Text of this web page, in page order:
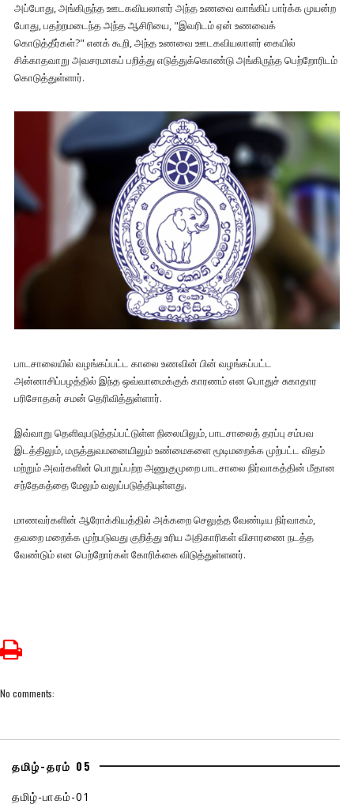
அப்போது, அங்கிருந்த ஊடகவியலாளர் அந்த உணவை வாங்கிப் பார்க்க முயன்ற
போது, பதற்றமடைந்த அந்த ஆசிரியை, "இவரிடம் ஏன் உணவைக்
கொடுத்தீர்கள்?" எனக் கூறி, அந்த உணவை ஊடகவியலாளர் கையில்
சிக்காதவாறு அவசரமாகப் பறித்து எடுத்துக்கொண்டு அங்கிருந்த பெற்றோரிடம்
கொடுத்துள்ளார்.
பாடசாலையில் வழங்கப்பட்ட காலை உணவின் பின் வழங்கப்பட்ட
அன்னாசிப்பழத்தில் இந்த ஒவ்வாமைக்குக் காரணம் என பொதுச் சுகாதார
பரிசோதகர் சமன் தெரிவித்துள்ளார்.
இவ்வாறு தெளிவுபடுத்தப்பட்டுள்ள நிலையிலும், பாடசாலைத் தரப்பு சம்பவ
இடத்திலும், மருத்துவமனையிலும் உண்மைகளை மூடிமறைக்க முற்பட்ட விதம்
மற்றும் அவர்களின் பொறுப்பற்ற அணுகுமுறை பாடசாலை நிர்வாகத்தின் மீதான
சந்தேகத்தை மேலும் வலுப்படுத்தியுள்ளது.
மாணவர்களின் ஆரோக்கியத்தில் அக்கறை செலுத்த வேண்டிய நிர்வாகம்,
தவறை மறைக்க முற்படுவது குறித்து உரிய அதிகாரிகள் விசாரணை நடத்த
வேண்டும் என பெற்றோர்கள் கோரிக்கை விடுத்துள்ளனர்.
No comments:
தமிழ்-தரம் 05
தமிழ்-பாகம்-01